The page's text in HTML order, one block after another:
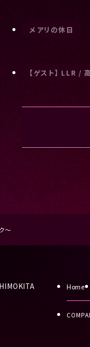
メアリの休日
【ゲスト】 LLR /
〜
Home